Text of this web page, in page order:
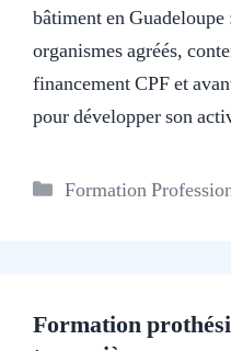
bâtiment en
organismes agréés,
financement CPF et
pour développer son
Catégories
Formation
Formation